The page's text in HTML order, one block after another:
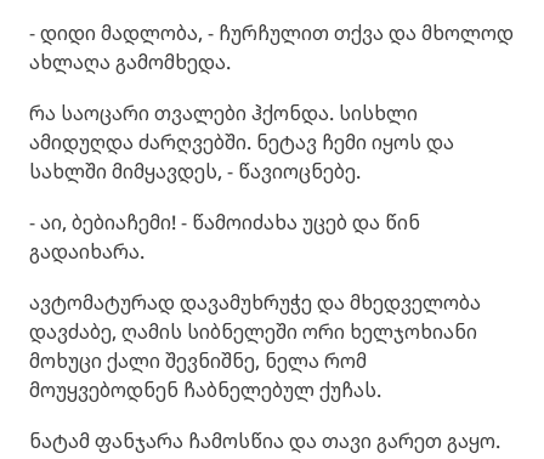
- დიდი მადლობა, - ჩურჩულით თქვა და მხოლოდ
ახლაღა გამომხედა.
რა საოცარი თვალები ჰქონდა. სისხლი
ამიდუღდა ძარღვებში. ნეტავ ჩემი იყოს და
სახლში მიმყავდეს, - წავიოცნებე.
- აი, ბებიაჩემი! - წამოიძახა უცებ და წინ
გადაიხარა.
ავტომატურად დავამუხრუჭე და მხედველობა
დავძაბე, ღამის სიბნელეში ორი ხელჯოხიანი
მოხუცი ქალი შევნიშნე, ნელა რომ
მოუყვებოდნენ ჩაბნელებულ ქუჩას.
ნატამ ფანჯარა ჩამოსწია და თავი გარეთ გაყო.